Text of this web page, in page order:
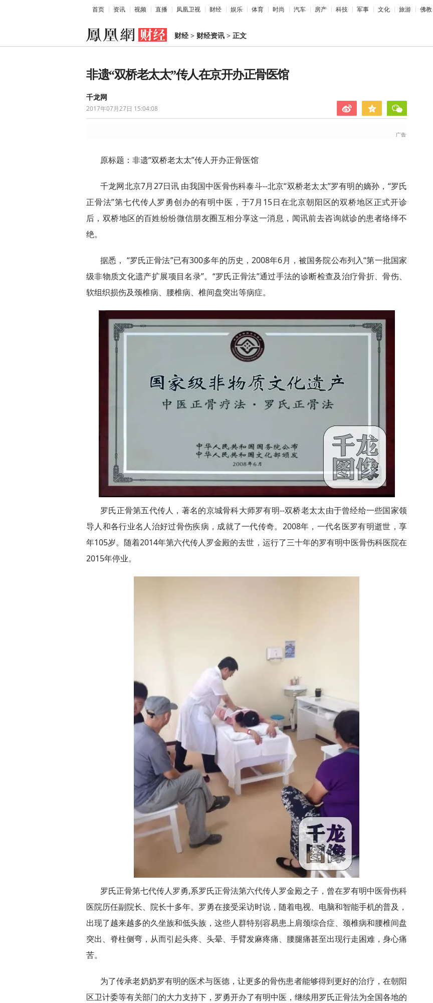
首页 资讯 视频 直播 凤凰卫视 财经 娱乐 体育 时尚 汽车 房产 科技 军事 文化 旅游 佛教
财经> 财经资讯 > 正文
非遗“双桥老太太”传人在京开办正骨医馆
千龙网
2017年07月27日 15:04:08
原标题：非遗“双桥老太太”传人开办正骨医馆
千龙网北京7月27日讯 由我国中医骨伤科泰斗--北京“双桥老太太”罗有明的嫡孙，“罗氏
正骨法”第七代传人罗勇创办的有明中医，于7月15日在北京朝阳区的双桥地区正式开诊
后，双桥地区的百姓纷纷微信朋友圈互相分享这一消息，闻讯前去咨询就诊的患者络绎不
绝。
据悉， “罗氏正骨法”已有300多年的历史，2008年6月，被国务院公布列入“第一批国家
级非物质文化遗产扩展项目名录”。“罗氏正骨法”通过手法的诊断检查及治疗骨折、骨伤、
软组织损伤及颈椎病、腰椎病、椎间盘突出等病症。
罗氏正骨第五代传人，著名的京城骨科大师罗有明--双桥老太太由于曾经给一些国家领
导人和各行业名人治好过骨伤疾病，成就了一代传奇。2008年，一代名医罗有明逝世，享
年105岁。随着2014年第六代传人罗金殿的去世，运行了三十年的罗有明中医骨伤科医院在
2015年停业。
罗氏正骨第七代传人罗勇,系罗氏正骨法第六代传人罗金殿之子，曾在罗有明中医骨伤科
医院历任副院长、院长十多年。罗勇在接受采访时说，随着电视、电脑和智能手机的普及，
出现了越来越多的久坐族和低头族，这些人群特别容易患上肩颈综合症、颈椎病和腰椎间盘
突出、脊柱侧弯，从而引起头疼、头晕、手臂发麻疼痛、腰腿痛甚至出现行走困难，身心痛
苦。
为了传承老奶奶罗有明的医术与医德，让更多的骨伤患者能够得到更好的治疗，在朝阳
区卫计委等有关部门的大力支持下，罗勇开办了有明中医，继续用罗氏正骨法为全国各地的